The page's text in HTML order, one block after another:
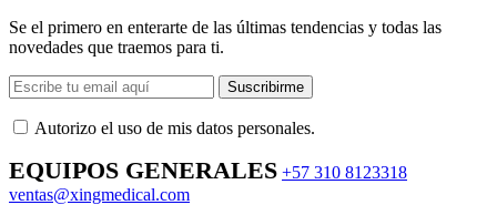
Se el primero en enterarte de las últimas tendencias y todas las
novedades que traemos para ti.
Suscribirme
Autorizo ​​el uso de mis datos personales.
EQUIPOS GENERALES +57 310 8123318
ventas@xingmedical.com